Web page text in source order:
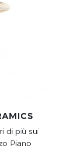
di più sui
Piano